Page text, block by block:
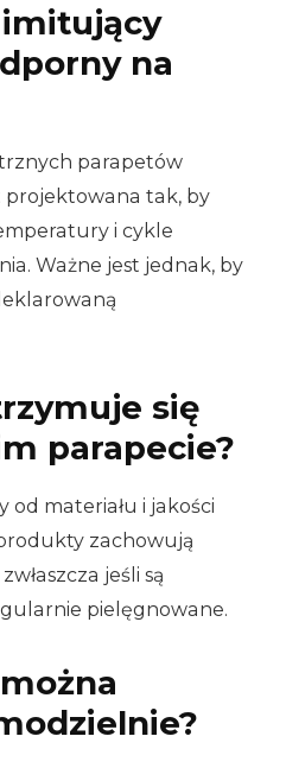
na
parapetów
projektowana tak, by
i cykle
Ważne jest jednak, by
się
parapecie?
od materiału i jakości
zachowują
jeśli są
pielęgnowane.